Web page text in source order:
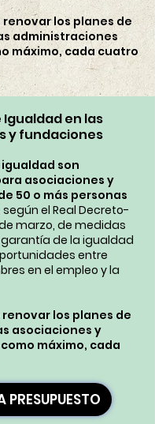
los planes de
administraciones
máximo, cada cuatro
Igualdad en las
y fundaciones
igualdad son
asociaciones y
50 o más personas
según el Real Decreto-
de marzo, de medidas
de la igualdad
entre
en el empleo y la
los planes de
asociaciones y
máximo, cada
PRESUPUESTO